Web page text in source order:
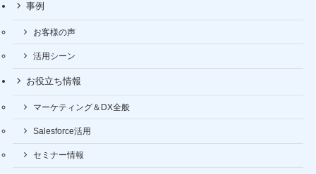
事例
お客様の声
活用シーン
お役立ち情報
マーケティング＆DX全般
Salesforce活用
セミナー情報